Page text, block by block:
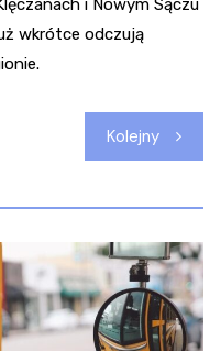
i Nowym Sączu
wkrótce odczują
Kolejny